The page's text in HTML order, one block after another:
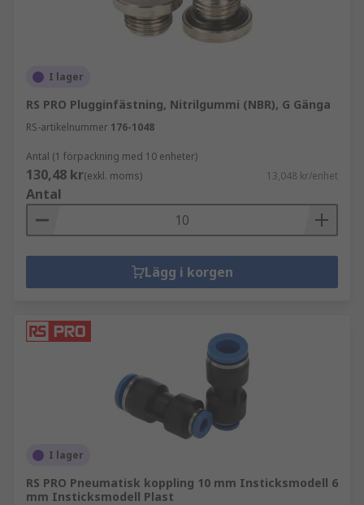
I lager
RS PRO Plugginfästning, Nitrilgummi (NBR), G Gänga
RS-artikelnummer 176-1048
Antal (1 förpackning med 10 enheter)
130,48 kr(exkl. moms) 13,048 kr/enhet
Antal
Lägg i korgen
I lager
RS PRO Pneumatisk koppling 10 mm Insticksmodell 6
mm Insticksmodell Plast